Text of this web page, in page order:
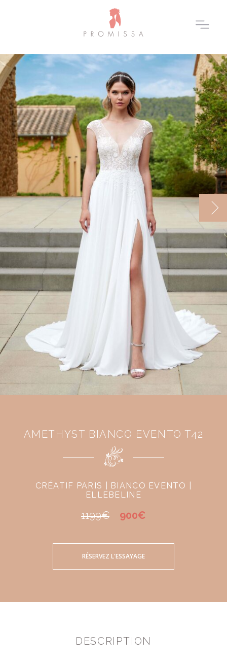
AMETHYST BIANCO EVENTO T42
CRÉATIF PARIS | BIANCO EVENTO |
ELLEBELINE
1199€ 900€
RÉSERVEZ L'ESSAYAGE
DESCRIPTION